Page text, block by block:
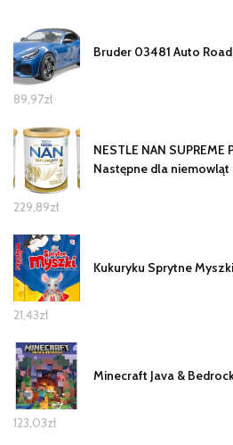
Bruder 03481 Auto
89,97zł
NESTLE NAN
Następne dla
229,89zł
Kukuryku Sprytne Myszki
21,43zł
Minecraft Java &
123,03zł